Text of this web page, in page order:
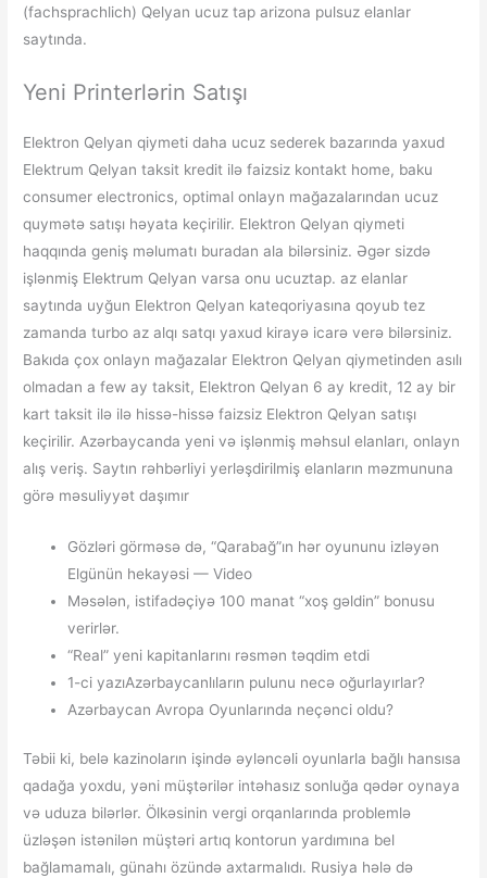
(fachsprachlich) Qelyan ucuz tap arizona pulsuz elanlar
saytında.
Yeni Printerlərin Satışı
Elektron Qelyan qiymeti daha ucuz sederek bazarında yaxud
Elektrum Qelyan taksit kredit ilə faizsiz kontakt home, baku
consumer electronics, optimal onlayn mağazalarından ucuz
quymətə satışı həyata keçirilir. Elektron Qelyan qiymeti
haqqında geniş məlumatı buradan ala bilərsiniz. Əgər sizdə
işlənmiş Elektrum Qelyan varsa onu ucuztap. az elanlar
saytında uyğun Elektron Qelyan kateqoriyasına qoyub tez
zamanda turbo az alqı satqı yaxud kirayə icarə verə bilərsiniz.
Bakıda çox onlayn mağazalar Elektron Qelyan qiymetinden asılı
olmadan a few ay taksit, Elektron Qelyan 6 ay kredit, 12 ay bir
kart taksit ilə ilə hissə-hissə faizsiz Elektron Qelyan satışı
keçirilir. Azərbaycanda yeni və işlənmiş məhsul elanları, onlayn
alış veriş. Saytın rəhbərliyi yerləşdirilmiş elanların məzmununa
görə məsuliyyət daşımır
Gözləri görməsə də, “Qarabağ”ın hər oyununu izləyən
Elgünün hekayəsi — Video
Məsələn, istifadəçiyə 100 manat “xoş gəldin” bonusu
verirlər.
“Real” yeni kapitanlarını rəsmən təqdim etdi
1-ci yazıAzərbaycanlıların pulunu necə oğurlayırlar?
Azərbaycan Avropa Oyunlarında neçənci oldu?
Təbii ki, belə kazinoların işində əyləncəli oyunlarla bağlı hansısa
qadağa yoxdu, yəni müştərilər intəhasız sonluğa qədər oynaya
və uduza bilərlər. Ölkəsinin vergi orqanlarında problemlə
üzləşən istənilən müştəri artıq kontorun yardımına bel
bağlamamalı, günahı özündə axtarmalıdı. Rusiya hələ də